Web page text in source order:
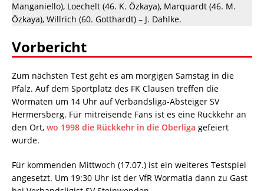
Manganiello), Loechelt (46. K. Özkaya), Marquardt (46. M.
Özkaya), Willrich (60. Gotthardt) – J. Dahlke.
Vorbericht
Zum nächsten Test geht es am morgigen Samstag in die
Pfalz. Auf dem Sportplatz des FK Clausen treffen die
Wormaten um 14 Uhr auf Verbandsliga-Absteiger SV
Hermersberg. Für mitreisende Fans ist es eine Rückkehr an
den Ort, wo 1998 die Rückkehr in die Oberliga gefeiert
wurde.
Für kommenden Mittwoch (17.07.) ist ein weiteres Testspiel
angesetzt. Um 19:30 Uhr ist der VfR Wormatia dann zu Gast